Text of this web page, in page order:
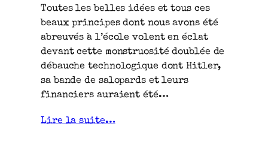
Toutes les belles idées et tous ces
beaux principes dont nous avons été
abreuvés à l’école volent en éclat
devant cette monstruosité doublée de
débauche technologique dont Hitler,
sa bande de salopards et leurs
financiers auraient été…
Lire la suite…